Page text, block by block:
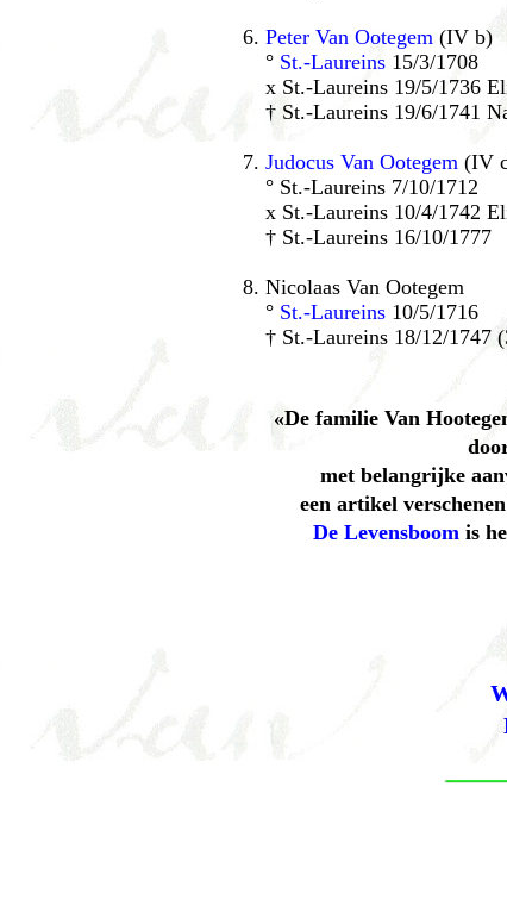
Peter Van Ootegem (IV b)
° St.-Laureins 15/3/1708
x St.-Laureins 19/5/1736
† St.-Laureins 19/6/1741
Judocus Van Ootegem (IV
° St.-Laureins 7/10/1712
x St.-Laureins 10/4/1742
† St.-Laureins 16/10/1777
Nicolaas Van Ootegem
° St.-Laureins 10/5/1716
† St.-Laureins 18/12/1747
«De familie Van
met belangrijke
een artikel
De Levensboom is